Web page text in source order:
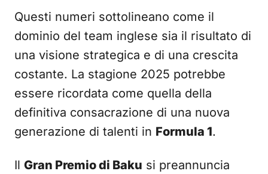
Questi numeri sottolineano come il
dominio del team inglese sia il risultato di
una visione strategica e di una crescita
costante. La stagione 2025 potrebbe
essere ricordata come quella della
definitiva consacrazione di una nuova
generazione di talenti in Formula 1.
Il Gran Premio di Baku si preannuncia